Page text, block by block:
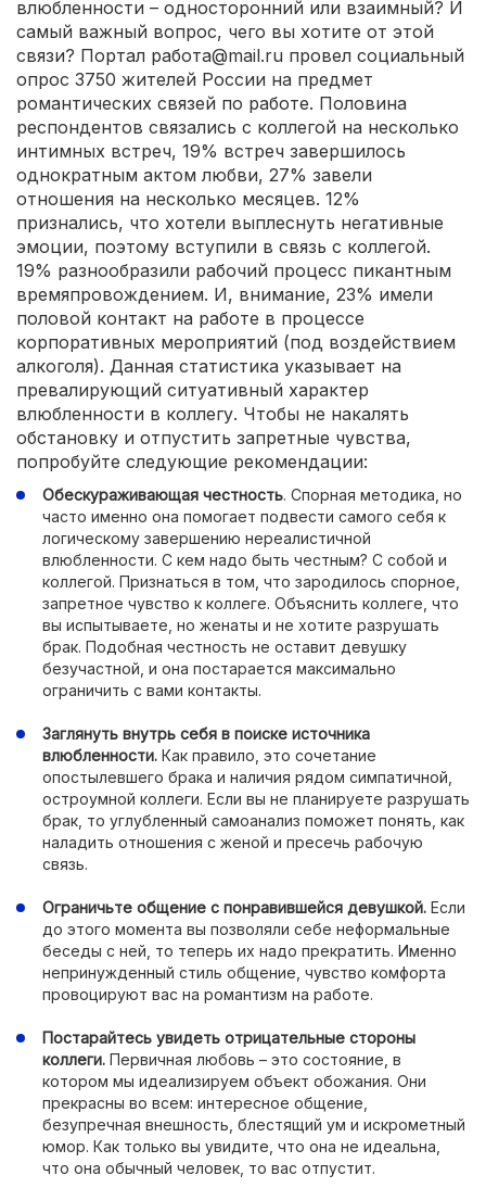
влюбленности – односторонний или взаимный? И
самый важный вопрос, чего вы хотите от этой
связи? Портал работа@mail.ru провел социальный
опрос 3750 жителей России на предмет
романтических связей по работе. Половина
респондентов связались с коллегой на несколько
интимных встреч, 19% встреч завершилось
однократным актом любви, 27% завели
отношения на несколько месяцев. 12%
признались, что хотели выплеснуть негативные
эмоции, поэтому вступили в связь с коллегой.
19% разнообразили рабочий процесс пикантным
времяпровождением. И, внимание, 23% имели
половой контакт на работе в процессе
корпоративных мероприятий (под воздействием
алкоголя). Данная статистика указывает на
превалирующий ситуативный характер
влюбленности в коллегу. Чтобы не накалять
обстановку и отпустить запретные чувства,
попробуйте следующие рекомендации:
Обескураживающая честность. Спорная методика, но
часто именно она помогает подвести самого себя к
логическому завершению нереалистичной
влюбленности. С кем надо быть честным? С собой и
коллегой. Признаться в том, что зародилось спорное,
запретное чувство к коллеге. Объяснить коллеге, что
вы испытываете, но женаты и не хотите разрушать
брак. Подобная честность не оставит девушку
безучастной, и она постарается максимально
ограничить с вами контакты.
Заглянуть внутрь себя в поиске источника
влюбленности. Как правило, это сочетание
опостылевшего брака и наличия рядом симпатичной,
остроумной коллеги. Если вы не планируете разрушать
брак, то углубленный самоанализ поможет понять, как
наладить отношения с женой и пресечь рабочую
связь.
Ограничьте общение с понравившейся девушкой. Если
до этого момента вы позволяли себе неформальные
беседы с ней, то теперь их надо прекратить. Именно
непринужденный стиль общение, чувство комфорта
провоцируют вас на романтизм на работе.
Постарайтесь увидеть отрицательные стороны
коллеги. Первичная любовь – это состояние, в
котором мы идеализируем объект обожания. Они
прекрасны во всем: интересное общение,
безупречная внешность, блестящий ум и искрометный
юмор. Как только вы увидите, что она не идеальна,
что она обычный человек, то вас отпустит.